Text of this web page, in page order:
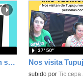
María y Adrián nos cuentan su experiencia en el equipo de fútbol del CEPA
la
ubicación
búsqueda
subido por Tic cepa
37′ 50″